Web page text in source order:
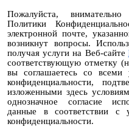
Пожалуйста,
Политики
электронной почте,
возникнут вопросы.
получая услуги на Веб-сайте
соответствующую отметку
вы соглашаетесь со всеми
конфиденциальности,
изложенными здесь
однозначное согласие
данные в соответствии с
конфиденциальности.